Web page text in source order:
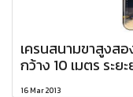
เครนสนามขาสูงส
กว้าง 10 เมตร ระย
16 Mar 2013